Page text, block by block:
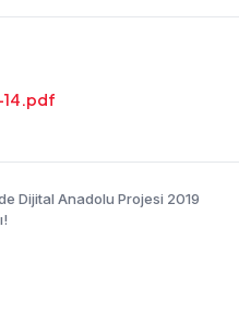
14.pdf
Dijital Anadolu Projesi 2019